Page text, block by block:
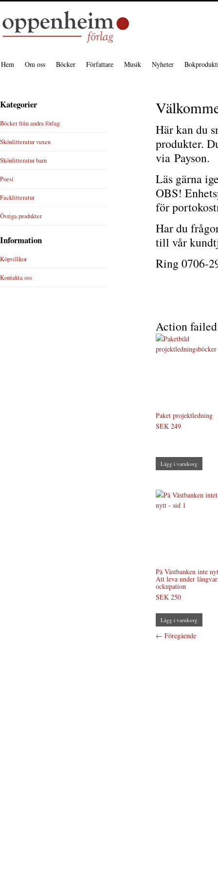
Hem Om oss Böcker Författare Musik Nyheter
Här kan du
produkter.
via Payson.
Läs gärna
OBS!
för
Har du
till vår
Ring 0706-
Action
Paket projektledning
SEK 249
Lägg i varukorg
På Västbanken inte
Att leva under
ockupation
SEK 250
Lägg i varukorg
← Föregående
Kategorier
Böcker från andra förlag
Skönlitteratur vuxen
Skönlitteratur barn
Poesi
Facklitteratur
Övriga produkter
Information
Köpvillkor
Kontakta oss